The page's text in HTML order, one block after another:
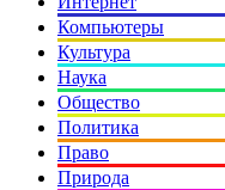
Компьютеры
Культура
Наука
Общество
Политика
Право
Природа